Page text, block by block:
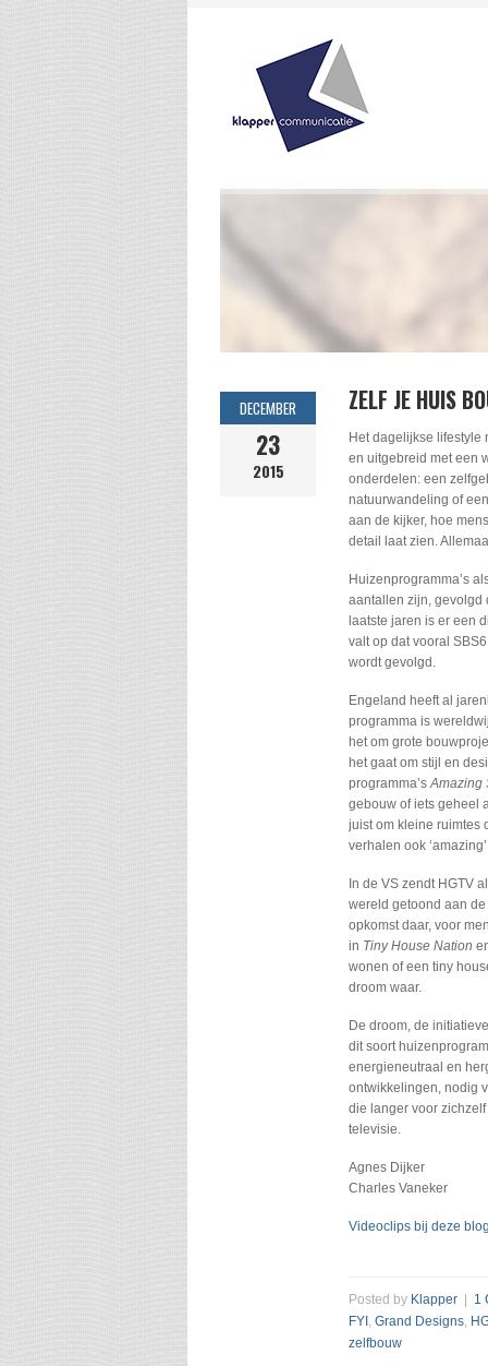
DECEMBER
23
2015
ZELF JE HUIS
Het dagelijkse lifestyle
en uitgebreid met een
onderdelen: een
natuurwandeling of
aan de kijker, hoe
detail laat zien.
Huizenprogramma’s
aantallen zijn, gevolgd
laatste jaren is er een
valt op dat vooral
wordt gevolgd.
Engeland heeft al
programma is
het om grote
het gaat om stijl en
programma’sAmazing
gebouw of iets geheel
juist om kleine ruimtes
verhalen ook
In de VS zendt HGTV
wereld getoond aan
opkomst daar, voor
in Tiny House Nation
wonen of een tiny
droom waar.
De droom, de
dit soort
energieneutraal en
ontwikkelingen, nodig
die langer voor
televisie.
Agnes Dijker
Charles Vaneker
Videoclips bij deze blog
Posted by Klapper 1
FYI , Grand Designs,
zelfbouw